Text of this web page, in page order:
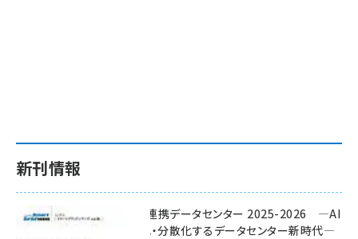
新刊情報
ワット・ビット連携データセンター 2025-2026 ―AI
時代に多様化・分散化するデータセンター新時代―